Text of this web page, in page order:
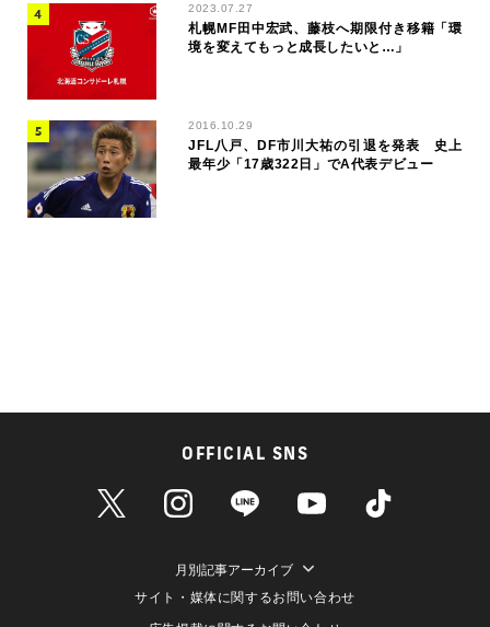
2023.07.27
札幌MF田中宏武、藤枝へ期限付き移籍「環
境を変えてもっと成長したいと…」
2016.10.29
JFL八戸、DF市川大祐の引退を発表 史上
最年少「17歳322日」でA代表デビュー
OFFICIAL SNS
月別記事アーカイブ
サイト・媒体に関するお問い合わせ